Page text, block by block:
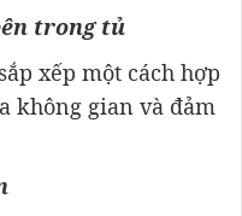
trong tủ
xếp một cách hợp
không gian và đảm